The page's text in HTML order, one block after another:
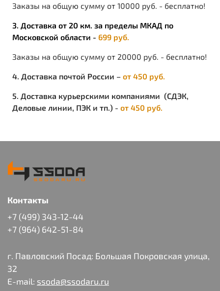
Заказы на общую сумму от 10000 руб. - бесплатно!
3. Доставка от 20 км. за пределы МКАД по
Московской области - 699 руб.
Заказы на общую сумму от 20000 руб. - бесплатно!
4. Доставка почтой России – от 450 руб.
5. Доставка курьерскими компаниями (СДЭК,
Деловые линии, ПЭК и тп.) - от 450 руб.
Контакты
+7 (499) 343-12-44
+7 (964) 642-51-84
г. Павловский Посад: Большая Покровская улица,
32
E-mail: ssoda@ssodaru.ru